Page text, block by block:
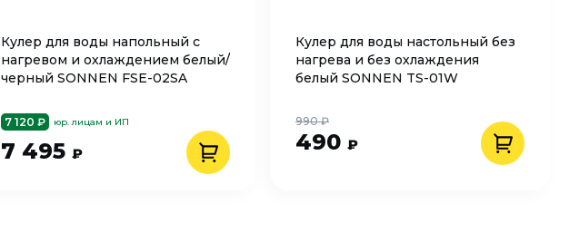
Кулер для воды напольный с
нагревом и охлаждением белый/
черный SONNEN FSE-02SA
7 120 ₽ юр. лицам и ИП
7 495 ₽
Кулер для воды настольный без
нагрева и без охлаждения
белый SONNEN TS-01W
490 ₽
990 ₽